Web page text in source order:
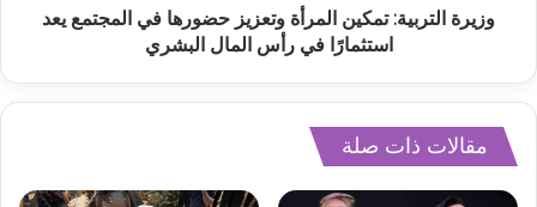
وزيرة التربية: تمكين المرأة وتعزيز حضورها في المجتمع يعد
استثمارًا في رأس المال البشري
مقالات ذات صلة